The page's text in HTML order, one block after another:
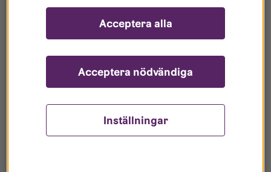
Inställningar
Acceptera nödvändiga
Acceptera alla